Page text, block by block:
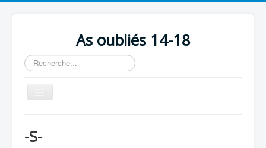
As oubliés 14-18
Rechercher
Basculer
la
Chronologie
-S-